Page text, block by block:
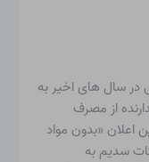
در سال های اخیر به
از مصرف
اعلان «بدون مواد
سدیم به